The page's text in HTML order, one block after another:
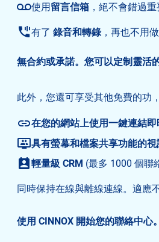
使用留言信箱 ，絕不會錯過
有了 錄音和轉錄，再也不用
無合約或承諾。您可以定制靈活
此外，您還可享受其他免費的功
在您的網站上使用一鍵連結
具有螢幕和檔案共享功能的
輕量級 CRM (最多 1000 個聯
同時保持在線與離線連線。適應
使用 CINNOX 開始您的聯絡中心